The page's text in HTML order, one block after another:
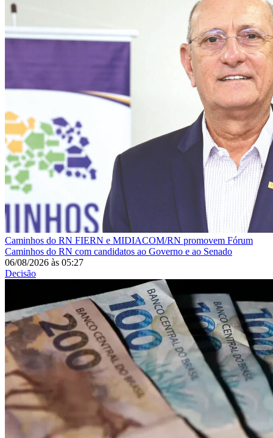
Caminhos do RN FIERN e MIDIACOM/RN promovem Fórum
Caminhos do RN com candidatos ao Governo e ao Senado
06/08/2026 às 05:27
Decisão